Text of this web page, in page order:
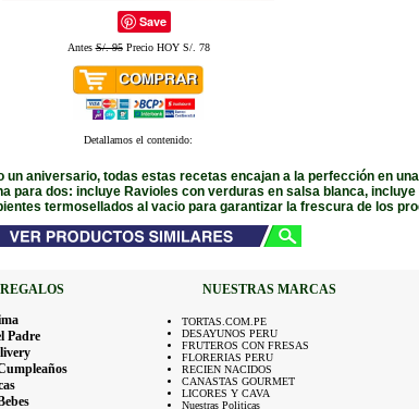
Save
AntesS/. 95Precio HOY S/. 78
Detallamos el contenido:
un aniversario, todas estas recetas encajan a la perfección en
para dos: incluye Ravioles con verduras en salsa blanca, incluye
termosellados al vacio para garantizar la frescura de los
NUESTRAS MARCAS
Padre
TORTAS.COM.PE
DESAYUNOS PERU
FRUTEROS CON FRESAS
FLORERIAS PERU
RECIEN NACIDOS
CANASTAS GOURMET
LICORES Y CAVA
Nuestras Politicas